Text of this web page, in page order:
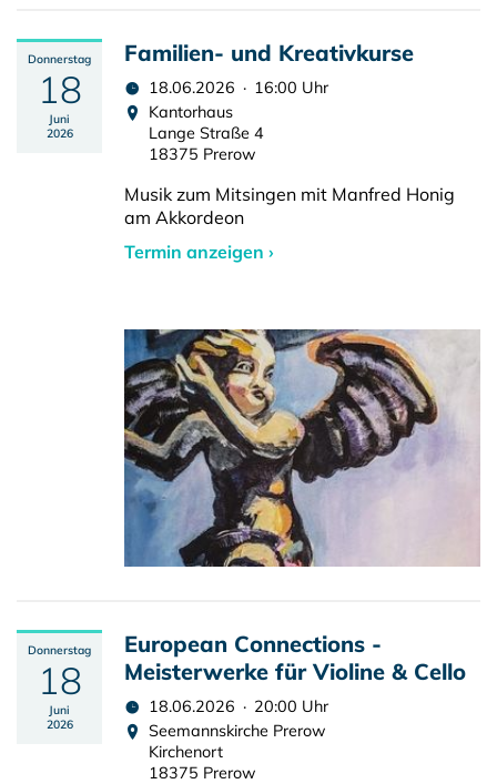
Donnerstag
18
Juni
2026
Familien- und Kreativkurse
18.06.2026 · 16:00 Uhr
Kantorhaus
Lange Straße 4
18375 Prerow
Musik zum Mitsingen mit Manfred Honig
am Akkordeon
Termin anzeigen ›
Donnerstag
18
Juni
2026
European Connections -
Meisterwerke für Violine & Cello
18.06.2026 · 20:00 Uhr
Seemannskirche Prerow
Kirchenort
18375 Prerow